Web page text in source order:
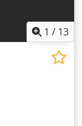
1 / 13